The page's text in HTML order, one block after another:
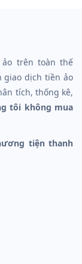
ảo trên toàn thế
giao dịch tiền ảo
tích, thống kê,
tôi không mua
tiện thanh